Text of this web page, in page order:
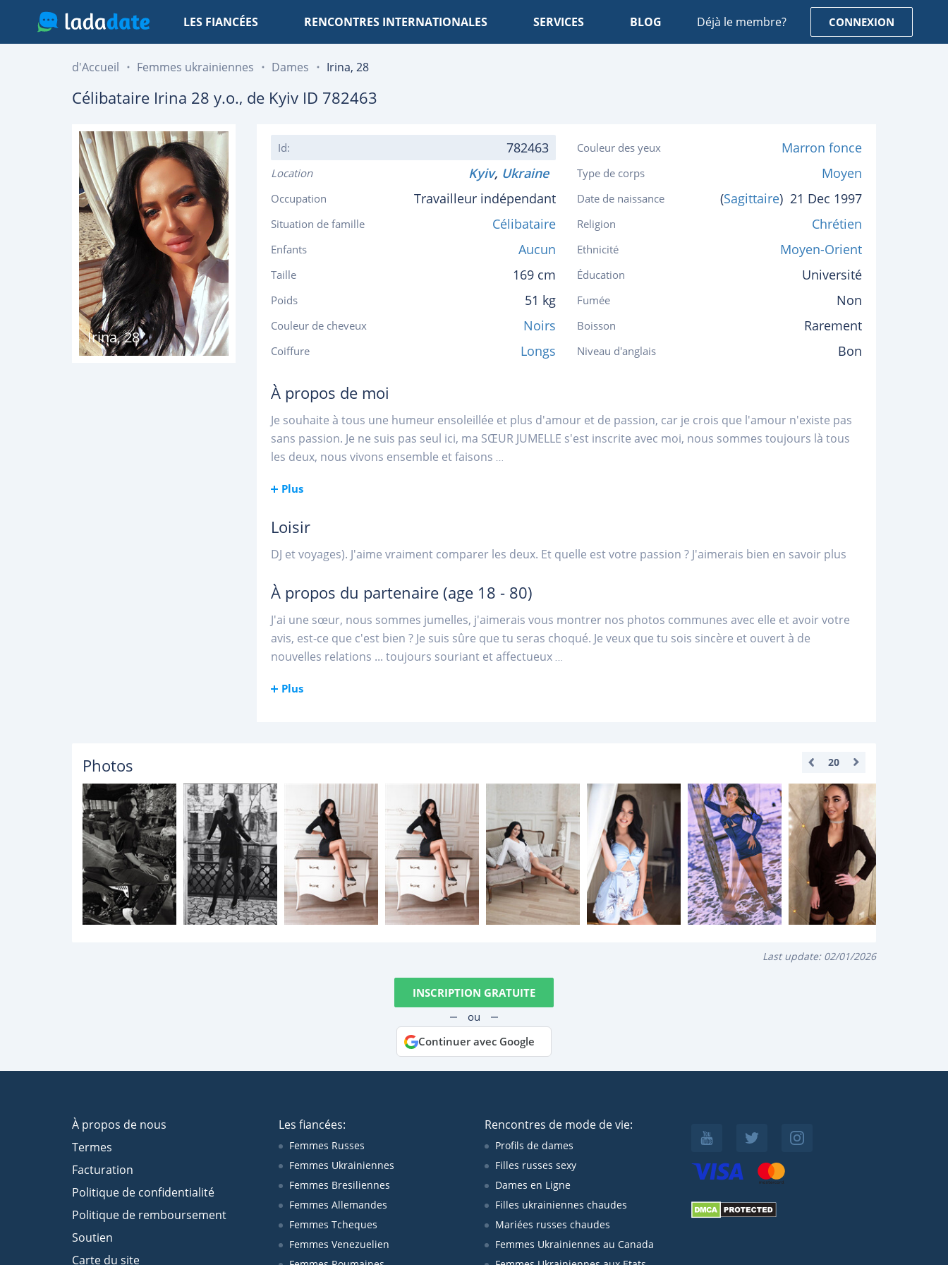
LES FIANCÉES RENCONTRES INTERNATIONALES SERVICES BLOG Déjà le membre? CONNEXION
d'Accueil Femmes ukrainiennes Dames Irina, 28
Célibataire Irina 28 y.o., de Kyiv ID 782463
Irina,28
Id: 782463
Location Kyiv, Ukraine
Occupation Travailleur indépendant
Situation de famille Célibataire
Enfants Aucun
Taille 169 cm
Poids 51 kg
Couleur de cheveux Noirs
Coiffure Longs
Couleur des yeux Marron fonce
Type de corps Moyen
Date de naissance (Sagittaire) 21 Dec 1997
Religion Chrétien
Ethnicité Moyen-Orient
Éducation Université
Fumée Non
Boisson Rarement
Niveau d'anglais Bon
À propos de moi
Je souhaite à tous une humeur ensoleillée et plus d'amour et de passion, car je crois que l'amour n'existe pas
sans passion. Je ne suis pas seul ici, ma SŒUR JUMELLE s'est inscrite avec moi, nous sommes toujours là tous
les deux, nous vivons ensemble et faisons ...
Plus
Loisir
DJ et voyages). J'aime vraiment comparer les deux. Et quelle est votre passion ? J'aimerais bien en savoir plus
À propos du partenaire (age 18 - 80)
J'ai une sœur, nous sommes jumelles, j'aimerais vous montrer nos photos communes avec elle et avoir votre
avis, est-ce que c'est bien ? Je suis sûre que tu seras choqué. Je veux que tu sois sincère et ouvert à de
nouvelles relations ... toujours souriant et affectueux...
Plus
Photos 20
Last update: 02/01/2026
INSCRIPTION GRATUITE
ou
Continuer avec Google
À propos de nous
Termes
Facturation
Politique de confidentialité
Politique de remboursement
Soutien
Carte du site
Les fiancées:
Femmes Russes
Femmes Ukrainiennes
Femmes Bresiliennes
Femmes Allemandes
Femmes Tcheques
Femmes Venezuelien
Rencontres de mode de vie:
Profils de dames
Filles russes sexy
Dames en Ligne
Filles ukrainiennes chaudes
Mariées russes chaudes
Femmes Ukrainiennes au Canada